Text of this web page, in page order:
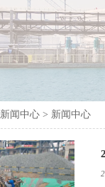
新闻中心 > 新闻中心